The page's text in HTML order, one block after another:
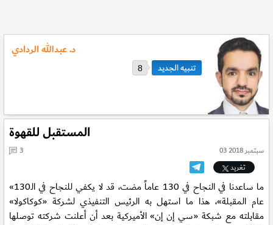
د. عبدالله الردادي
8
المستقبل للقهوة
03 سبتمبر 2018
3
تغريد
«ما ساعدنا في النجاح في 130 عاماً مضت، قد لا يكفي للنجاح في الـ130
عام المقبلة»، هذا ما استهل به الرئيس التنفيذي لشركة «كوكاكولا»
مقابلته مع شبكة «سي إن إن» الأميركية بعد أن أعلنت شركته توصلها